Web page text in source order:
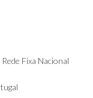
Fixa Nacional